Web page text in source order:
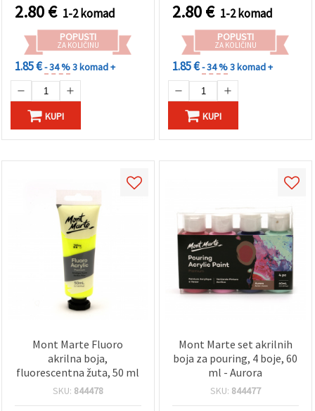
2.80€ 1-2 komad
POPUSTI
ZA KOLIČINU
1.85 €- 34 %3 komad +
KUPI
2.80€ 1-2 komad
POPUSTI
ZA KOLIČINU
1.85 €- 34 %3 komad +
KUPI
Mont Marte Fluoro
akrilna boja,
fluorescentna žuta, 50 ml
SKU: 844478
Mont Marte set akrilnih
boja za pouring, 4 boje, 60
ml - Aurora
SKU: 844477